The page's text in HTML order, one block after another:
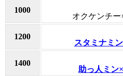
1000
オクケンチー
1200
スタミナミ
1400
助っ人ミン